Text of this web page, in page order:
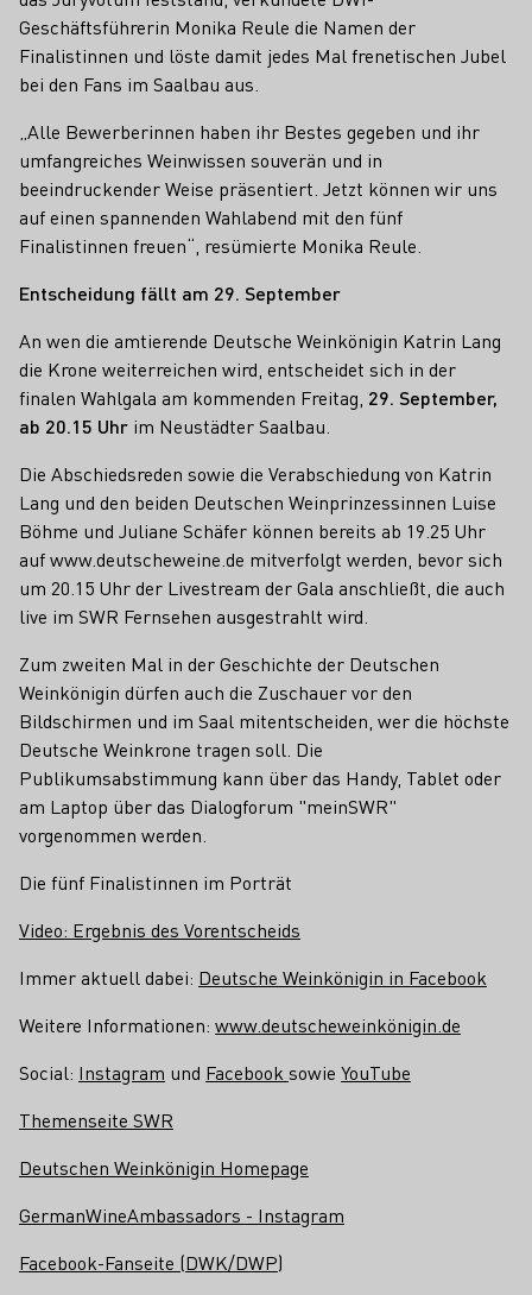
Geschäftsführerin Monika Reule die Namen der
Finalistinnen und löste damit jedes Mal frenetischen Jubel
bei den Fans im Saalbau aus.
„Alle Bewerberinnen haben ihr Bestes gegeben und ihr
umfangreiches Weinwissen souverän und in
beeindruckender Weise präsentiert. Jetzt können wir uns
auf einen spannenden Wahlabend mit den fünf
Finalistinnen freuen“, resümierte Monika Reule.
Entscheidung fällt am 29. September
An wen die amtierende Deutsche Weinkönigin Katrin Lang
die Krone weiterreichen wird, entscheidet sich in der
finalen Wahlgala am kommenden Freitag, 29. September,
ab 20.15 Uhr im Neustädter Saalbau.
Die Abschiedsreden sowie die Verabschiedung von Katrin
Lang und den beiden Deutschen Weinprinzessinnen Luise
Böhme und Juliane Schäfer können bereits ab 19.25 Uhr
auf www.deutscheweine.de mitverfolgt werden, bevor sich
um 20.15 Uhr der Livestream der Gala anschließt, die auch
live im SWR Fernsehen ausgestrahlt wird.
Zum zweiten Mal in der Geschichte der Deutschen
Weinkönigin dürfen auch die Zuschauer vor den
Bildschirmen und im Saal mitentscheiden, wer die höchste
Deutsche Weinkrone tragen soll. Die
Publikumsabstimmung kann über das Handy, Tablet oder
am Laptop über das Dialogforum "meinSWR"
vorgenommen werden.
Die fünf Finalistinnen im Porträt
Video: Ergebnis des Vorentscheids
Immer aktuell dabei: Deutsche Weinkönigin in Facebook
Weitere Informationen: www.deutscheweinkönigin.de
Social: Instagram und Facebook sowie YouTube
Themenseite SWR
Deutschen Weinkönigin Homepage
GermanWineAmbassadors - Instagram
Facebook-Fanseite (DWK/DWP)